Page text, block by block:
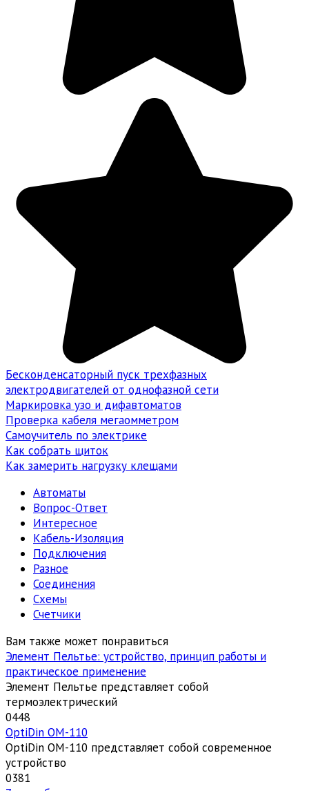
Бесконденсаторный пуск трехфазных
электродвигателей от однофазной сети
Маркировка узо и дифавтоматов
Проверка кабеля мегаомметром
Самоучитель по электрике
Как собрать щиток
Как замерить нагрузку клещами
Автоматы
Вопрос-Ответ
Интересное
Кабель-Изоляция
Подключения
Разное
Соединения
Схемы
Счетчики
Вам также может понравиться
Элемент Пельтье: устройство, принцип работы и
практическое применение
Элемент Пельтье представляет собой
термоэлектрический
0448
OptiDin ОМ-110
OptiDin ОМ-110 представляет собой современное
устройство
0381